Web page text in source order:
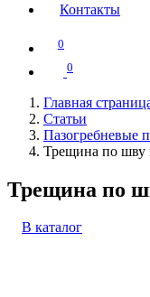
Контакты
0
0
Главная
Статьи
Пазогребневые
Трещина по шву
Трещина по
В каталог